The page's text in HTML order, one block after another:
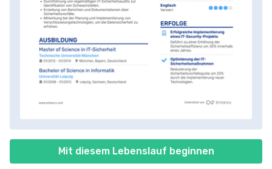
Mit diesem Lebenslauf beginnen